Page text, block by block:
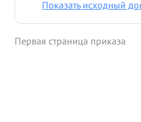
образцовое выполнение
Показать исходный
Первая страница приказа